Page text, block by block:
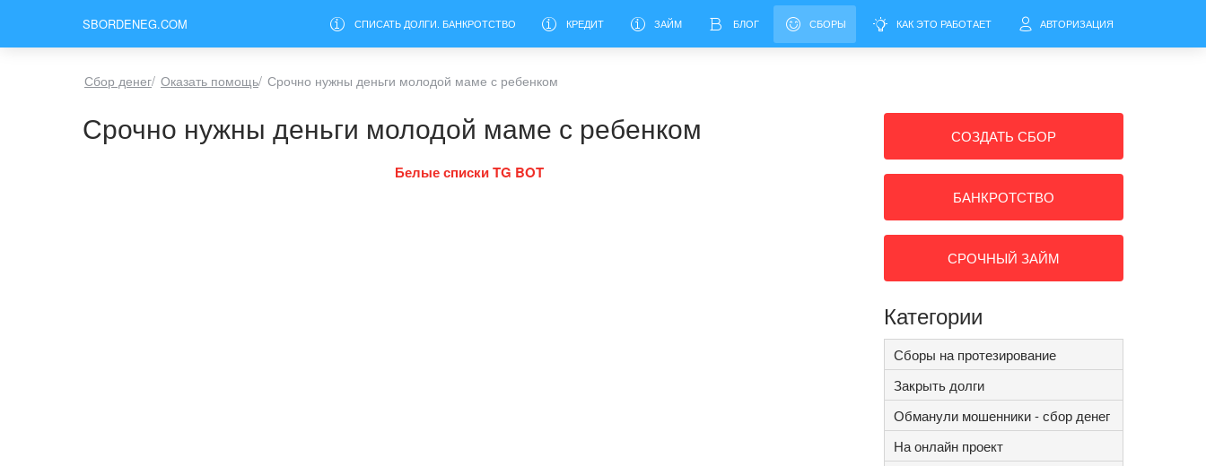
SBORDENEG.COM СПИСАТЬ ДОЛГИ. БАНКРОТСТВО КРЕДИТ ЗАЙМ БЛОГ СБОРЫ КАК ЭТО РАБОТАЕТ АВТОРИЗАЦИЯ
Сбор денег/ Оказать помощь/ Срочно нужны деньги молодой маме с ребенком
Срочно нужны деньги молодой маме с ребенком
Белые списки TG BOT
СОЗДАТЬ СБОР
БАНКРОТСТВО
СРОЧНЫЙ ЗАЙМ
Категории
Сборы на протезирование
Закрыть долги
Обманули мошенники - сбор денег
На онлайн проект